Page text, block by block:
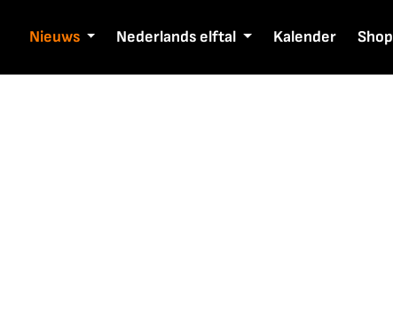
Nieuws Nederlands elftal Kalender Shop